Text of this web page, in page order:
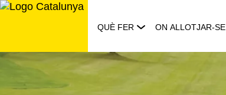
Saltar
QUÈ FER ON ALLOTJAR-SE